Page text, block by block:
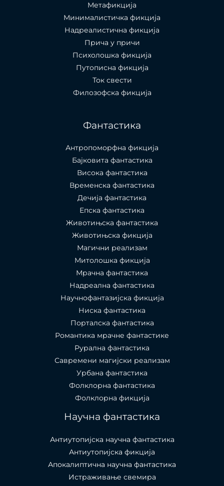
Метафикција
Минималистичка фикција
Надреалистична фикција
Прича у причи
Психолошкa фикција
Путописна фикција
Ток свести
Филозофска фикција
Фантастика
Антропоморфна фикција
Бајковита фантастика
Висока фантастика
Временска фантастика
Дечија фантастика
Епска фантастика
Животињска фантастика
Животињска фикција
Магични реализам
Митолошка фикција
Мрачна фантастика
Надреална фантастика
Научнофантазијска фикција
Ниска фантастика
Порталска фантастика​
Романтика мрачне фантастике
Рурална фантастика
Савремени магијски реализам
Урбана фантастика
Фолклорна фантастика
Фолклорна фикција
Научна фантастика
Антиутопијска научна фантастика
Антиутопијска фикција
Апокалиптична научна фантастика
Истраживање свемира